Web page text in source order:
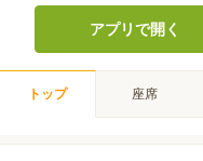
アプリで開く
トップ 座席